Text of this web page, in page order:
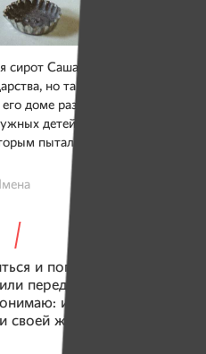
сирот Саша Зимноха получил
но так и не придумал,
доме размещалась самая
детей, проституток
пытался помочь даже
и поговорить, однако
передумал, или забыл —
изливать душу
своей жизни он не обязан.